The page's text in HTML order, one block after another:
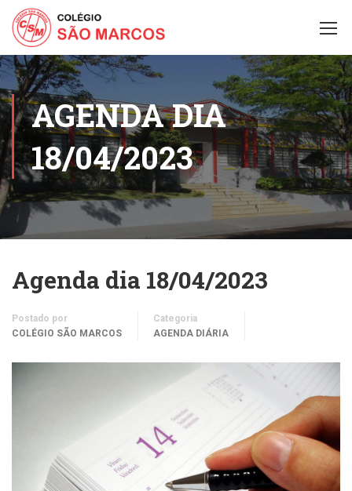
AGENDA DIA
18/04/2023
Agenda dia 18/04/2023
Postado por
COLÉGIO SÃO MARCOS
Categoria
AGENDA DIÁRIA